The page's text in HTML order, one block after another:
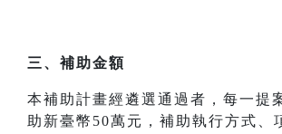
三、補助金額
本補助計畫經遴選通過者，每一提
助新臺幣50萬元，補助執行方式、